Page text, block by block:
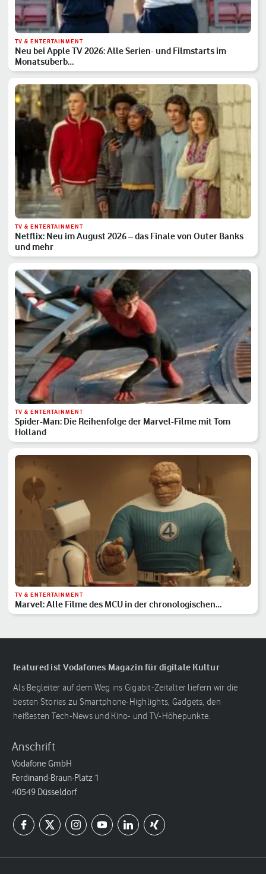
TV & ENTERTAINMENT
Neu bei Apple TV 2026: Alle Serien- und Filmstarts im
Monatsüberb…
TV & ENTERTAINMENT
Netflix: Neu im August 2026 – das Finale von Outer Banks
und mehr
TV & ENTERTAINMENT
Spider-Man: Die Reihenfolge der Marvel-Filme mit Tom
Holland
TV & ENTERTAINMENT
Marvel: Alle Filme des MCU in der chronologischen
Reihenfolge
featured ist Vodafones Magazin für digitale Kultur
Als Begleiter auf dem Weg ins Gigabit-Zeitalter liefern wir die
besten Stories zu Smartphone-Highlights, Gadgets, den
heißesten Tech-News und Kino- und TV-Höhepunkte.
Anschrift
Vodafone GmbH
Ferdinand-Braun-Platz 1
40549 Düsseldorf